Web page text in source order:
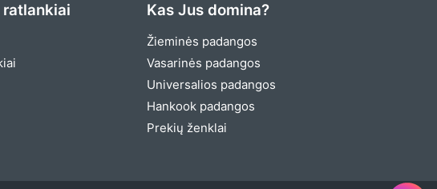
ratlankiai Kas Jus domina?
Žieminės padangos
Vasarinės padangos
Universalios padangos
Hankook padangos
Prekių ženklai